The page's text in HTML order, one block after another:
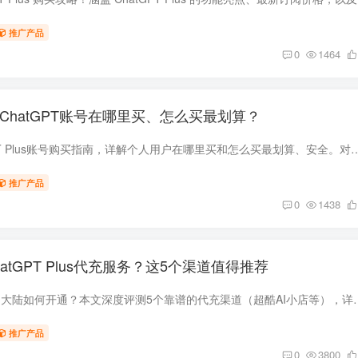
推广产品
0 1464
账号在哪里买、怎么买最划算？
2025年最新ChatGPT Plus账号购买指南，详解个人用户在哪里买和怎么买
推广产品
0 1438
Plus代充服务？这5个渠道值得推荐
ChatGPT Plus在中国大陆如何开通？本文深度评测
推广产品
0 3800